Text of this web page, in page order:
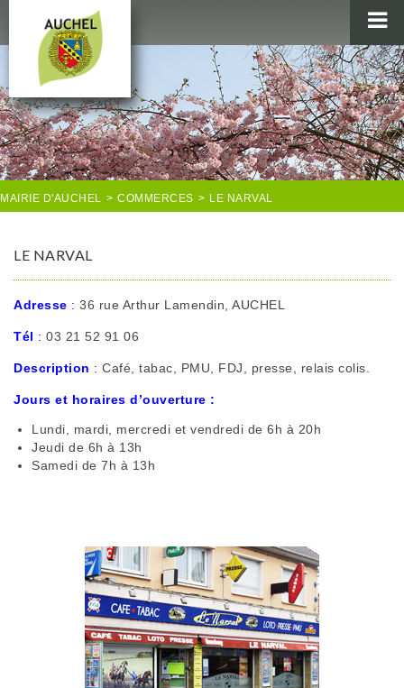
MAIRIE
AU QUOTIDIEN
AGENDA & LOISIRS
AUCHEL EN IMAGES
MAIRIE D'AUCHEL > COMMERCES > LE NARVAL
LE NARVAL
Adresse : 36 rue Arthur Lamendin, AUCHEL
Tél : 03 21 52 91 06
Description : Café, tabac, PMU, FDJ, presse, relais colis.
Jours et horaires d’ouverture :
Lundi, mardi, mercredi et vendredi de 6h à 20h
Jeudi de 6h à 13h
Samedi de 7h à 13h